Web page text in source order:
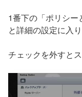
1番下の「ポリシー
と詳細の設定に入
チェックを外すと